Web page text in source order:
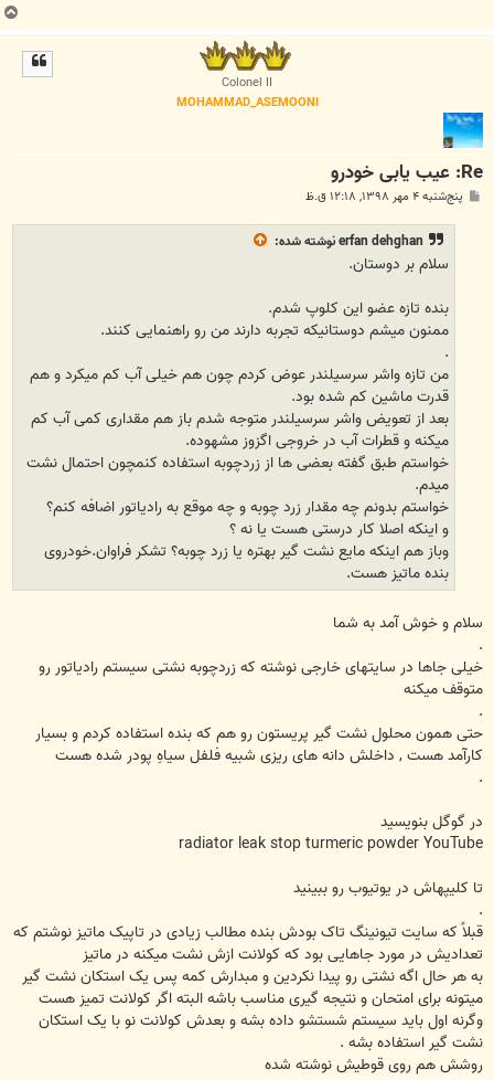
ب
ا
Colonel II
MOHAMMAD_ASEMOONI
Re: عيب يابی خودرو
پ پنج‌شنبه ۴ مهر ۱۳۹۸, ۱۲:۱۸ ق.ظ
erfan dehghanنوشته شده:
سلام بر دوستان.
بنده تازه عضو این کلوپ شدم.
ممنون میشم دوستانیکه تجربه دارند من رو راهنمایی کنند.
من تازه واشر سرسیلندر عوض کردم چون هم خیلی آب کم میکرد و هم
قدرت ماشین کم شده بود.
بعد از تعویض واشر سرسیلندر متوجه شدم باز هم مقداری کمی آب کم
میکنه و قطرات آب در خروجی اگزوز مشهوده.
خواستم طبق گفته بعضی ها از زردچوبه استفاده کنمچون احتمال نشت
میدم.
خواستم بدونم چه مقدار زرد چوبه و چه موقع به رادیاتور اضافه کنم؟
و اینکه اصلا کار درستی هست یا نه ؟
وباز هم اینکه مایع نشت گیر بهتره یا زرد چوبه؟ تشکر فراوان.خودروی
بنده ماتیز هست.
سلام و خوش آمد به شما
خیلی جاها در سایتهای خارجی نوشته که زردچوبه نشتی سیستم رادیاتور رو
متوقف میکنه
حتی همون محلول نشت گیر پریستون رو هم که بنده استفاده کردم و بسیار
کارآمد هست , داخلش دانه های ریزی شبیه فلفل سیاهِ پودر شده هست
در گوگل بنویسید
radiator leak stop turmeric powder YouTube
تا کلیپهاش در یوتیوب رو ببینید
قبلاً که سایت تیونینگ تاک بودش بنده مطالب زیادی در تاپیک ماتیز نوشتم که
تعدادیش در مورد جاهایی بود که کولانت ازش نشت میکنه در ماتیز
به هر حال اگه نشتی رو پیدا نکردین و مبدارش کمه پس یک استکان نشت گیر
میتونه برای امتحان و نتیجه گیری مناسب باشه البته اگر کولانت تمیز هست
وگرنه اول باید سیستم شستشو داده بشه و بعدش کولانت نو با یک استکان
نشت گیر استفاده بشه .
روشش هم روی قوطیش نوشته شده